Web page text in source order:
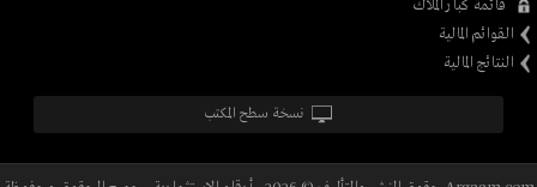
قائمة كبار الملاك
القوائم المالية
النتائج المالية
نسخة سطح المكتب